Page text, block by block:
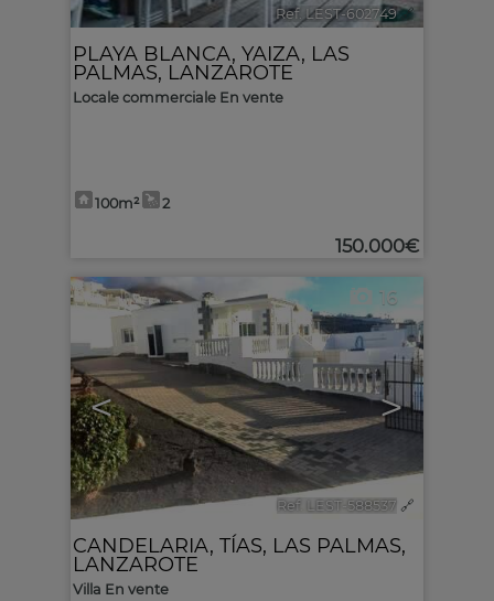
Ref. LEST-602749 🔗
PLAYA BLANCA, YAIZA, LAS
PALMAS, LANZAROTE
Locale commerciale En vente
100m² 2
150.000€
< >
16
Ref. LEST-588537 🔗
CANDELARIA, TÍAS, LAS PALMAS,
LANZAROTE
Villa En vente